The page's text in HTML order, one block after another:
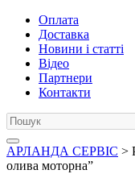
Оплата
Доставка
Новини і статті
Відео
Партнери
Контакти
АРЛАНДА СЕРВІС >
олива моторна”